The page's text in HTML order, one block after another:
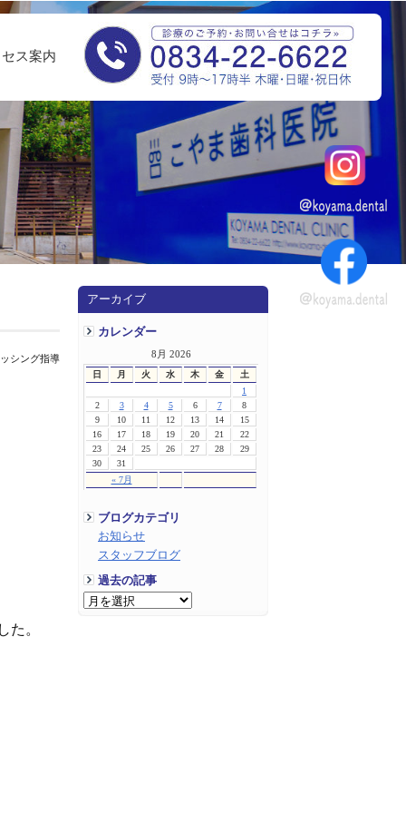
ス案内
アーカイブ
カレンダー
8月 2026
日 月 火 水 木 金 土
« 7月
1
2
3 4 5 6 7
8
9
10 11 12 13 14
15
16
17 18 19 20 21
22
23
24 25 26 27 28
29
30
31
ブログカテゴリ
お知らせ
スタッフブログ
過去の記事
シング指導
た。